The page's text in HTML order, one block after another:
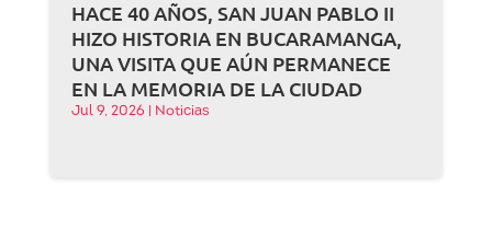
HACE 40 AÑOS, SAN JUAN PABLO II
HIZO HISTORIA EN BUCARAMANGA,
UNA VISITA QUE AÚN PERMANECE
EN LA MEMORIA DE LA CIUDAD
Jul 9, 2026 Noticias